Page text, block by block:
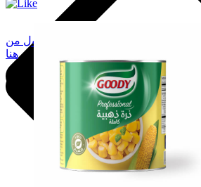
هذا إلى المفضلة.
سجّل الدخول من
هنا